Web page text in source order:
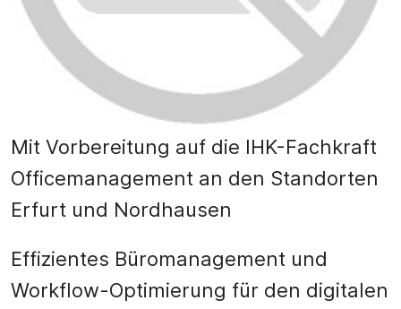
Mit Vorbereitung auf die IHK-Fachkraft
Officemanagement an den Standorten
Erfurt und Nordhausen
Effizientes Büromanagement und
Workflow-Optimierung für den digitalen